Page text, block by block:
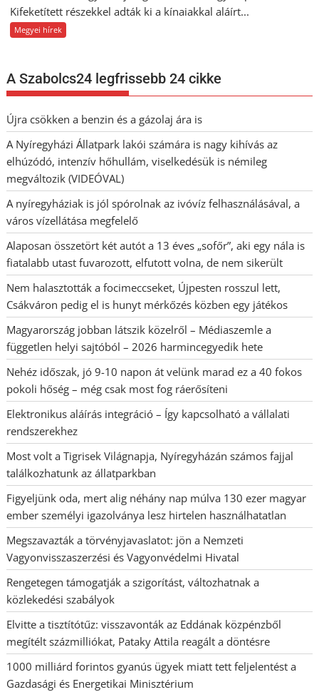
Kifeketített részekkel adták ki a kínaiakkal aláírt...
Megyei hírek
A Szabolcs24 legfrissebb 24 cikke
Újra csökken a benzin és a gázolaj ára is
A Nyíregyházi Állatpark lakói számára is nagy kihívás az
elhúzódó, intenzív hőhullám, viselkedésük is némileg
megváltozik (VIDEÓVAL)
A nyíregyháziak is jól spórolnak az ivóvíz felhasználásával, a
város vízellátása megfelelő
Alaposan összetört két autót a 13 éves „sofőr”, aki egy nála is
fiatalabb utast fuvarozott, elfutott volna, de nem sikerült
Nem halasztották a focimeccseket, Újpesten rosszul lett,
Csákváron pedig el is hunyt mérkőzés közben egy játékos
Magyarország jobban látszik közelről – Médiaszemle a
független helyi sajtóból – 2026 harmincegyedik hete
Nehéz időszak, jó 9-10 napon át velünk marad ez a 40 fokos
pokoli hőség – még csak most fog ráerősíteni
Elektronikus aláírás integráció – Így kapcsolható a vállalati
rendszerekhez
Most volt a Tigrisek Világnapja, Nyíregyházán számos fajjal
találkozhatunk az állatparkban
Figyeljünk oda, mert alig néhány nap múlva 130 ezer magyar
ember személyi igazolványa lesz hirtelen használhatatlan
Megszavazták a törvényjavaslatot: jön a Nemzeti
Vagyonvisszaszerzési és Vagyonvédelmi Hivatal
Rengetegen támogatják a szigorítást, változhatnak a
közlekedési szabályok
Elvitte a tisztítótűz: visszavonták az Eddának közpénzből
megítélt százmilliókat, Pataky Attila reagált a döntésre
1000 milliárd forintos gyanús ügyek miatt tett feljelentést a
Gazdasági és Energetikai Minisztérium